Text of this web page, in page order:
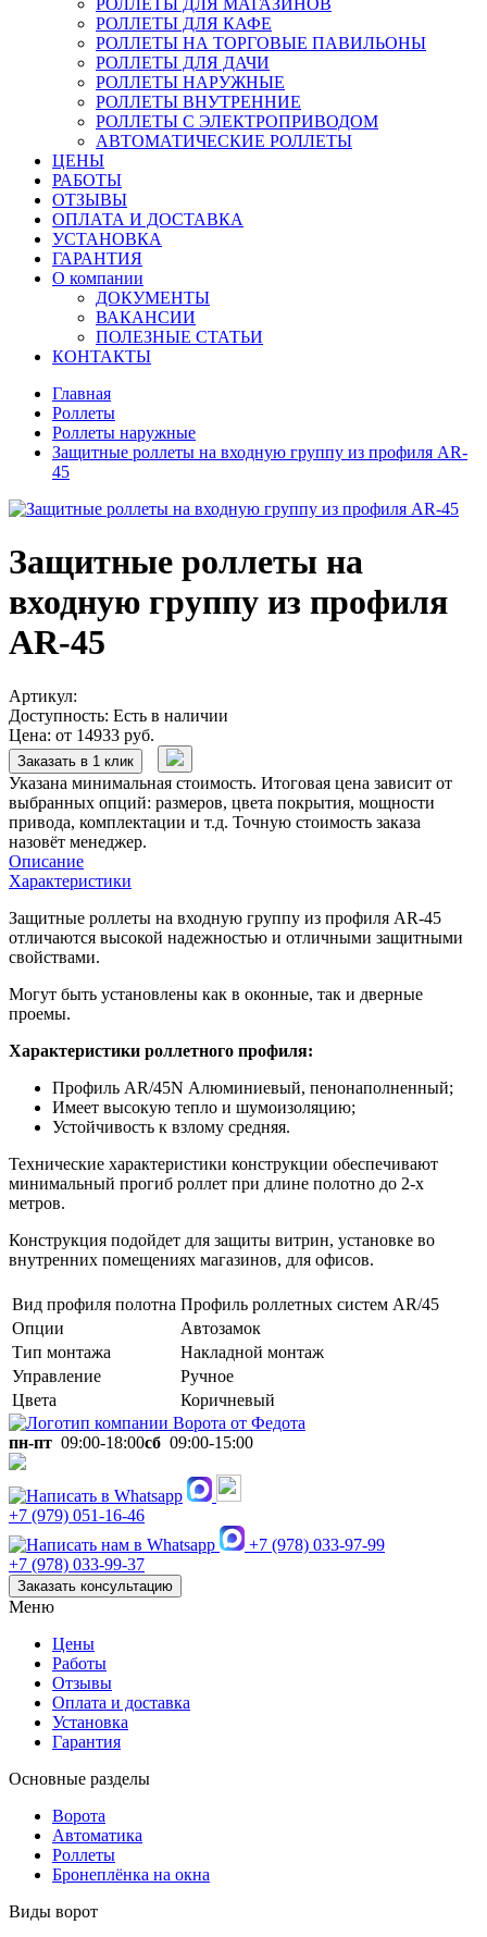
РОЛЛЕТЫ ДЛЯ МАГАЗИНОВ
РОЛЛЕТЫ ДЛЯ КАФЕ
РОЛЛЕТЫ НА ТОРГОВЫЕ ПАВИЛЬОНЫ
РОЛЛЕТЫ ДЛЯ ДАЧИ
РОЛЛЕТЫ НАРУЖНЫЕ
РОЛЛЕТЫ ВНУТРЕННИЕ
РОЛЛЕТЫ С ЭЛЕКТРОПРИВОДОМ
АВТОМАТИЧЕСКИЕ РОЛЛЕТЫ
ЦЕНЫ
РАБОТЫ
ОТЗЫВЫ
ОПЛАТА И ДОСТАВКА
УСТАНОВКА
ГАРАНТИЯ
О компании
ДОКУМЕНТЫ
ВАКАНСИИ
ПОЛЕЗНЫЕ СТАТЬИ
КОНТАКТЫ
Главная
Роллеты
Роллеты наружные
Защитные роллеты на входную группу из профиля AR-
45
Защитные роллеты на
входную группу из профиля
AR-45
Артикул:
Доступность: Есть в наличии
Цена: от 14933 руб.
Заказать в 1 клик
Указана минимальная стоимость. Итоговая цена зависит от
выбранных опций: размеров, цвета покрытия, мощности
привода, комплектации и т.д. Точную стоимость заказа
назовёт менеджер.
Описание
Характеристики
Защитные роллеты на входную группу из профиля AR-45
отличаются высокой надежностью и отличными защитными
свойствами.
Могут быть установлены как в оконные, так и дверные
проемы.
Характеристики роллетного профиля:
Профиль AR/45N Алюминиевый, пенонаполненный;
Имеет высокую тепло и шумоизоляцию;
Устойчивость к взлому средняя.
Технические характеристики конструкции обеспечивают
минимальный прогиб роллет при длине полотно до 2-х
метров.
Конструкция подойдет для защиты витрин, установке во
внутренних помещениях магазинов, для офисов.
Вид профиля полотна Профиль роллетных систем AR/45
Опции
Автозамок
Тип монтажа
Накладной монтаж
Управление
Ручное
Цвета
Коричневый
пн-пт 09:00-18:00сб 09:00-15:00
+7 (979) 051-16-46
+7 (978) 033-97-99
+7 (978) 033-99-37
Заказать консультацию
Меню
Цены
Работы
Отзывы
Оплата и доставка
Установка
Гарантия
Основные разделы
Ворота
Автоматика
Роллеты
Бронеплёнка на окна
Виды ворот